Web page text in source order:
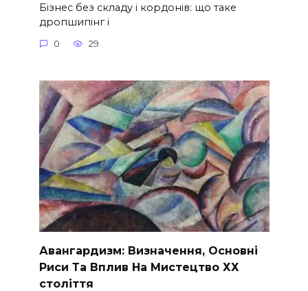
Бізнес без складу і кордонів: що таке
дропшипінг і
0 29
Авангардизм: Визначення, Основні
Риси Та Вплив На Мистецтво ХХ
століття